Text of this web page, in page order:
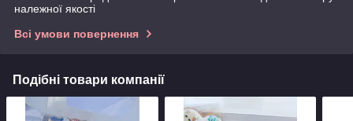
належної якості
Всі умови повернення
Подібні товари компанії